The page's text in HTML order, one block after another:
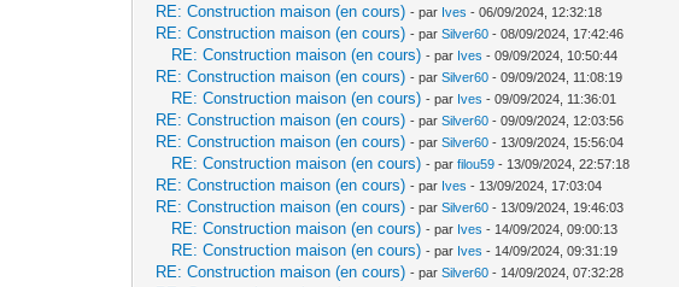
RE: Construction maison (en cours) - par Ives - 06/09/2024, 12:32:18
RE: Construction maison (en cours) - parSilver60 - 08/09/2024, 17:42:46
RE: Construction maison (en cours) - par Ives - 09/09/2024, 10:50:44
RE: Construction maison (en cours) - parSilver60 - 09/09/2024, 11:08:19
RE: Construction maison (en cours) - par Ives - 09/09/2024, 11:36:01
RE: Construction maison (en cours) - parSilver60 - 09/09/2024, 12:03:56
RE: Construction maison (en cours) - parSilver60 - 13/09/2024, 15:56:04
RE: Construction maison (en cours) - parfilou59 - 13/09/2024, 22:57:18
RE: Construction maison (en cours) - par Ives - 13/09/2024, 17:03:04
RE: Construction maison (en cours) - parSilver60 - 13/09/2024, 19:46:03
RE: Construction maison (en cours) - par Ives - 14/09/2024, 09:00:13
RE: Construction maison (en cours) - par Ives - 14/09/2024, 09:31:19
RE: Construction maison (en cours) - parSilver60 - 14/09/2024, 07:32:28